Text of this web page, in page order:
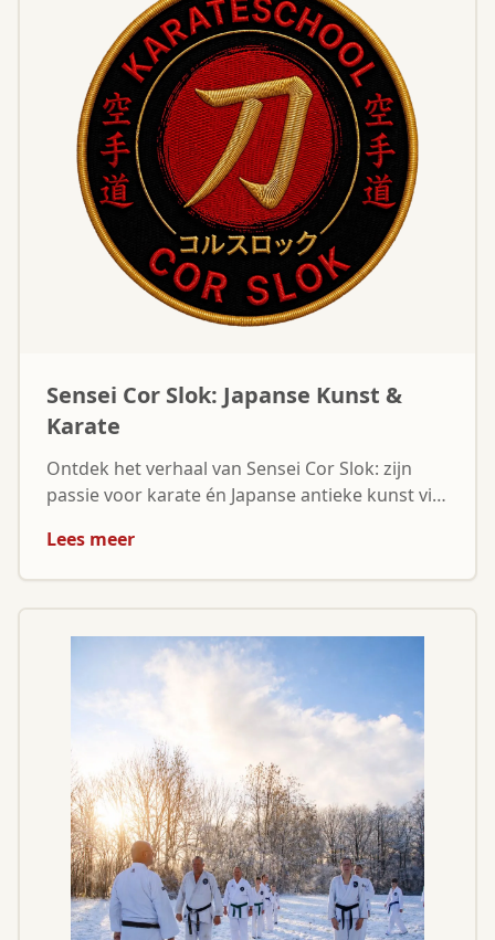
Sensei Cor Slok: Japanse Kunst &
Karate
Ontdek het verhaal van Sensei Cor Slok: zijn
passie voor karate én Japanse antieke kunst via
Lees meer